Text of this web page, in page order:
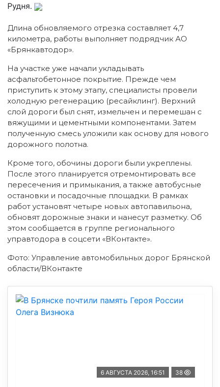
Рудня.
Длина обновляемого отрезка составляет 4,7
километра, работы выполняет подрядчик АО
«Брянкавтодор».
На участке уже начали укладывать
асфальтобетонное покрытие. Прежде чем
приступить к этому этапу, специалисты провели
холодную регенерацию (ресайклинг). Верхний
слой дороги был снят, измельчен и перемешан с
вяжущими и цементными компонентами. Затем
полученную смесь уложили как основу для нового
дорожного полотна.
Кроме того, обочины дороги были укреплены.
После этого планируется отремонтировать все
пересечения и примыкания, а также автобусные
остановки и посадочные площадки. В рамках
работ установят четыре новых автопавильона,
обновят дорожные знаки и нанесут разметку. Об
этом сообщается в группе регионального
управтодора в соцсети «ВКонтакте».
Фото: Управление автомобильных дорог Брянской
области/ВКонтакте
6 АВГУСТА 2026, 16:51 38